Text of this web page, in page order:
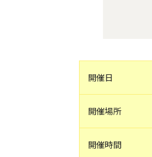
開催日
開催場所
開催時間